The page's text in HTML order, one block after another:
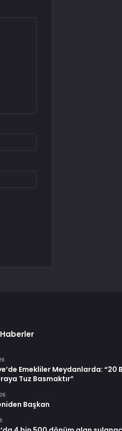
Emekliler Meydanlarda: “20
Tuz Basmaktır”
Başkan